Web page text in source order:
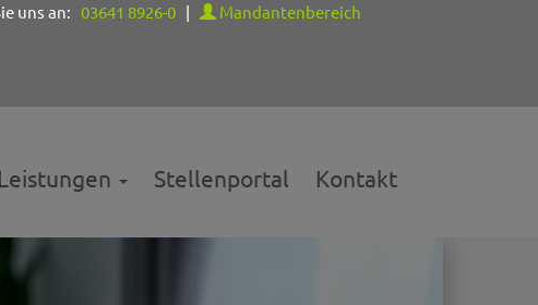
uns an: 03641 8926-0 | Mandantenbereich
Leistungen Stellenportal Kontakt